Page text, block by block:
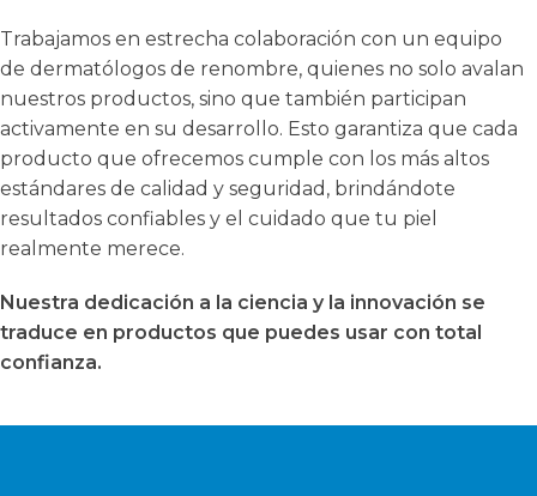
Trabajamos en estrecha colaboración con un equipo
de dermatólogos de renombre, quienes no solo avalan
nuestros productos, sino que también participan
activamente en su desarrollo. Esto garantiza que cada
producto que ofrecemos cumple con los más altos
estándares de calidad y seguridad, brindándote
resultados confiables y el cuidado que tu piel
realmente merece.
Nuestra dedicación a la ciencia y la innovación se
traduce en productos que puedes usar con total
confianza.